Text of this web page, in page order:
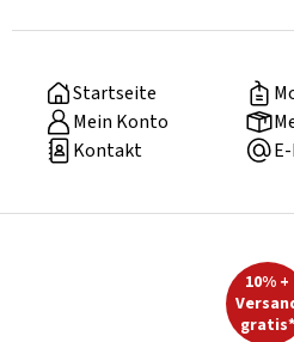
Startseite
Mein Konto
Kontakt
10% +
gratis*